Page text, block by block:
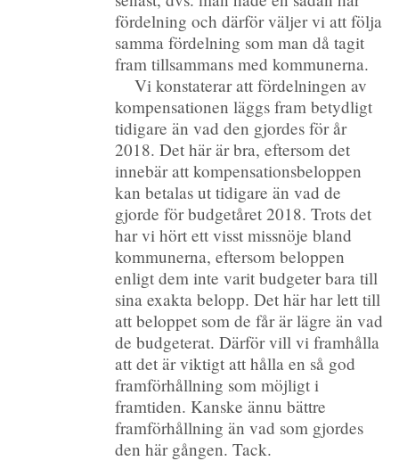
fördelning och därför väljer vi att följa
samma fördelning som man då tagit
fram tillsammans med kommunerna.
Vi konstaterar att fördelningen av
kompensationen läggs fram betydligt
tidigare än vad den gjordes för år
2018. Det här är bra, eftersom det
innebär att kompensationsbeloppen
kan betalas ut tidigare än vad de
gjorde för budgetåret 2018. Trots det
har vi hört ett visst missnöje bland
kommunerna, eftersom beloppen
enligt dem inte varit budgeter bara till
sina exakta belopp. Det här har lett till
att beloppet som de får är lägre än vad
de budgeterat. Därför vill vi framhålla
att det är viktigt att hålla en så god
framförhållning som möjligt i
framtiden. Kanske ännu bättre
framförhållning än vad som gjordes
den här gången. Tack.